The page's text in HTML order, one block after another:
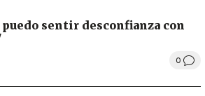
sentir desconfianza con
0